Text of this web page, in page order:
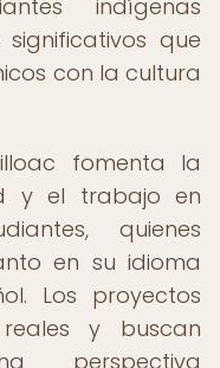
indígenas
que
con la cultura
fomenta la
y el trabajo en
quienes
en su idioma
Los proyectos
y buscan
perspectiva